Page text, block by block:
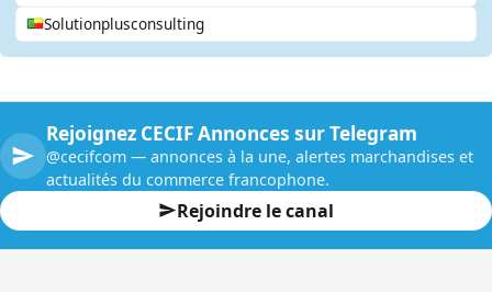
Solutionplusconsulting
Rejoignez CECIF Annonces sur Telegram
@cecifcom — annonces à la une, alertes marchandises et
actualités du commerce francophone.
Rejoindre le canal